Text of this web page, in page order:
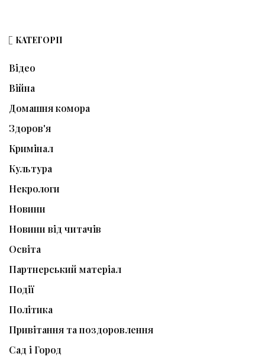
КАТЕГОРІЇ
Відео
Війна
Домашня комора
Здоров'я
Кримінал
Культура
Некрологи
Новини
Новини від читачів
Освіта
Партнерський матеріал
Події
Політика
Привітання та поздоровлення
Сад і Город